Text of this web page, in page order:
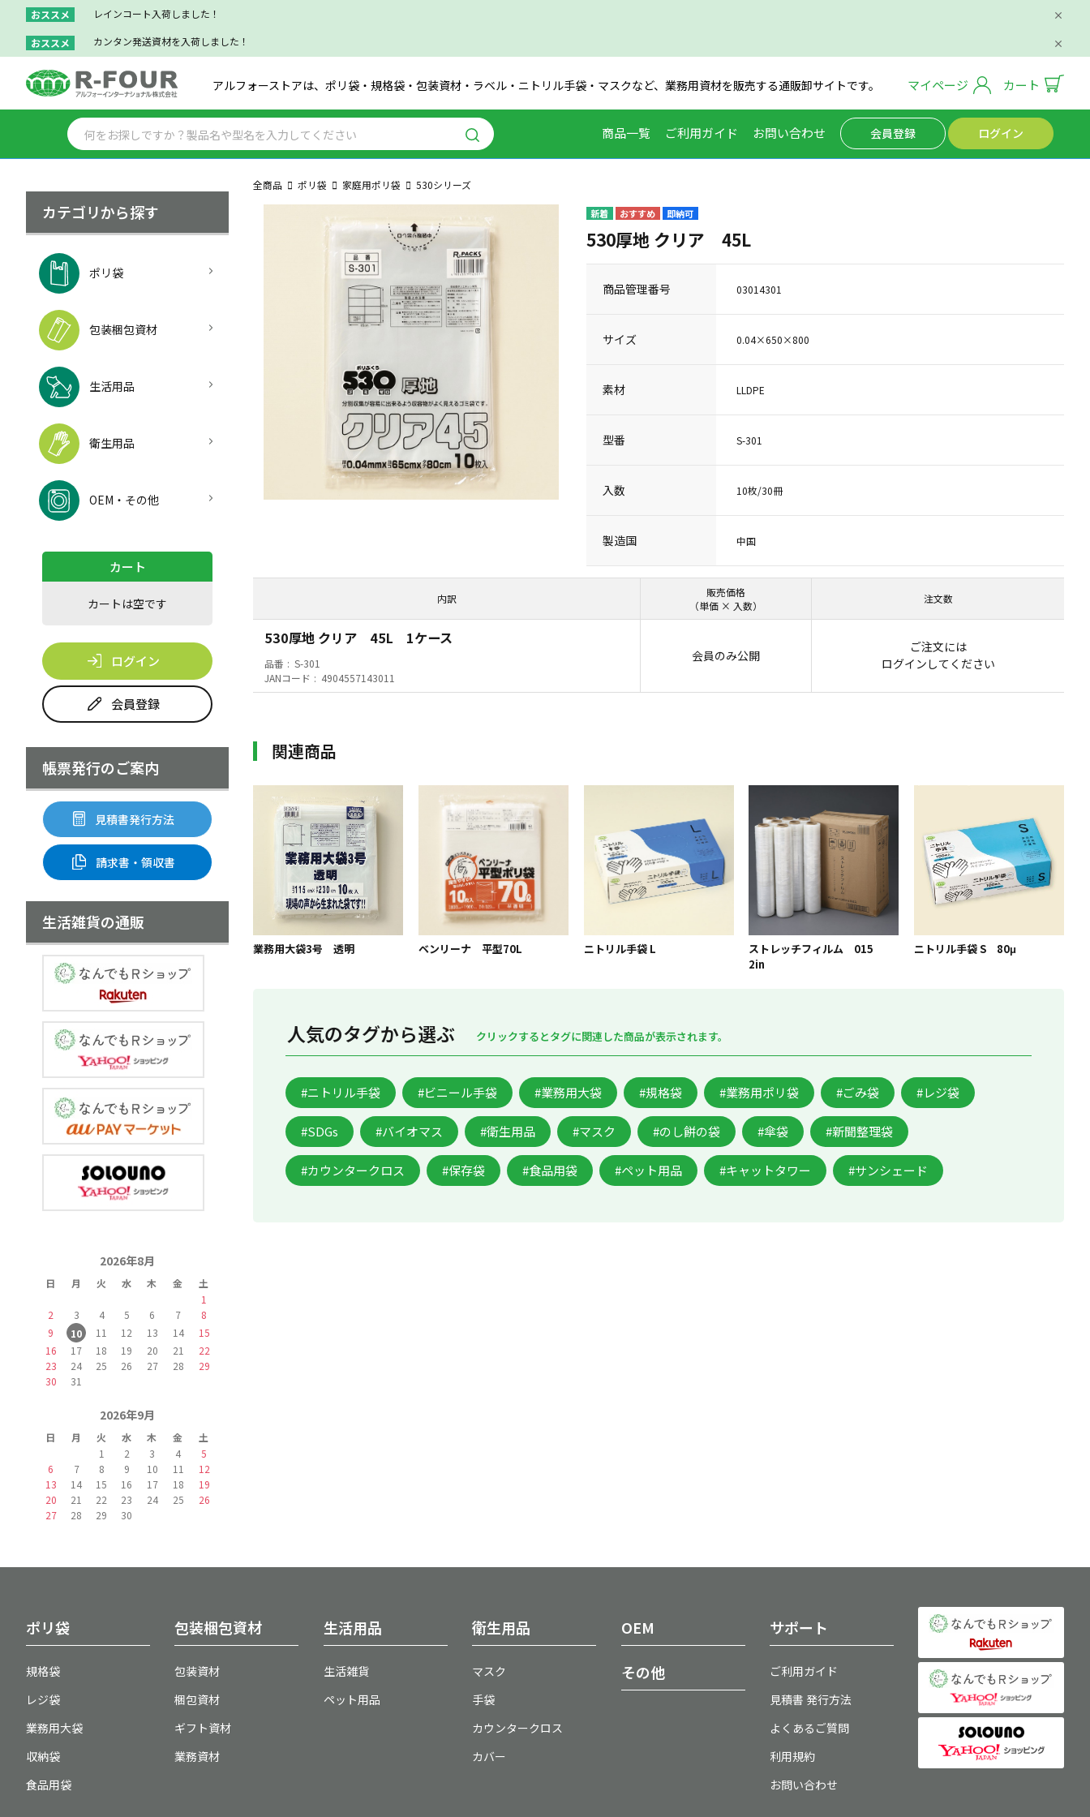
おススメ レインコート入荷しました！
おススメ カンタン発送資材を入荷しました！
アルフォーストアは、ポリ袋・規格袋・包装資材・ラベル・ニトリル手袋・マスクなど、業務用資材を販売する通販卸サイトです。 マイページ カート
商品一覧 ご利用ガイド お問い合わせ 会員登録 ログイン
全商品 ポリ袋 家庭用ポリ袋 530シリーズ
即納可
530厚地 クリア 45L
商品管理番号 03014301
サイズ 0.04×650×800
素材 LLDPE
型番 S-301
入数 10枚/30冊
製造国 中国
内訳
販売価格
（単価 × 入数）
注文数
530厚地 クリア 45L 1ケース
品番
S-301
JANコード
4904557143011
会員のみ公開
ご注文には
ログイン してください
関連商品
業務用大袋3号 透明 ベンリーナ 平型70L ニトリル手袋 L
ストレッチフィルム 015
2in
ニトリル手袋 S 80μ
人気のタグから選ぶ クリックするとタグに関連した商品が表示されます。
#ニトリル手袋 #ビニール手袋 #業務用大袋 #規格袋 #業務用ポリ袋 #ごみ袋 #レジ袋
#SDGs #バイオマス #衛生用品 #マスク #のし餅の袋 #傘袋 #新聞整理袋
#カウンタークロス #保存袋 #食品用袋 #ペット用品 #キャットタワー #サンシェード
カテゴリから探す
ポリ袋
包装梱包資材
生活用品
衛生用品
OEM・その他
カート
カートは空です
ログイン
会員登録
帳票発行のご案内
見積書発行方法
請求書・領収書
生活雑貨の通販
2026年8月
日 月 火 水 木 金
土
1
2
3 4 5 6 7
8
9
10 11 12 13 14
15
16
17 18 19 20 21
22
23
24 25 26 27 28
29
30
31
2026年9月
日 月 火 水 木 金
土
1
2 3 4
5
6
7 8 9 10 11
12
13
14 15 16 17 18
19
20
21 22 23 24 25
26
27
28 29 30
ポリ袋
規格袋
レジ袋
業務用大袋
収納袋
食品用袋
包装梱包資材
包装資材
梱包資材
ギフト資材
業務資材
生活用品
生活雑貨
ペット用品
衛生用品
マスク
手袋
カウンタークロス
カバー
OEM
その他
サポート
ご利用ガイド
見積書 発行方法
よくあるご質問
利用規約
お問い合わせ